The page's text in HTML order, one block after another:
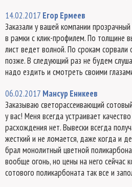
14.02.2017 Егор Ермеев
Заказали у вашей компании
в рамки с клик-профилем. По толщине
лист ведет волной. По срокам сорвали
позже. В следующий раз не будем
надо ездить и смотреть своими
06.02.2017 Мансур Еникеев
Заказываю светорассеивающий
у вас! Меня всегда устраивает
расхождения нет. Вывески всегда
жесткий и не ломается, даже когда и
брал монолитный цветной
вообще огонь, но цены на него сейчас
сотового поликарбоната так все и